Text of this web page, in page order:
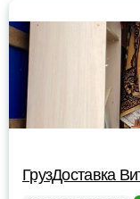
ГрузДоставка